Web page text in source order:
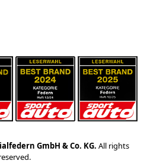
GmbH & Co. KG. All rights